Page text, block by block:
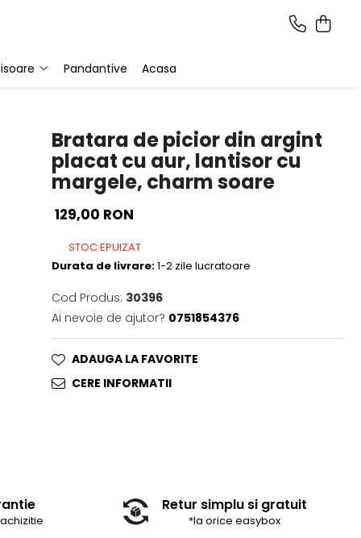
Pandantive Acasa
Bratara de picior din argint
placat cu aur, lantisor cu
margele, charm soare
129,00 RON
STOC EPUIZAT
Durata de livrare:1-2 zile lucratoare
Cod Produs: 30396
Ai nevoie de ajutor? 0751854376
ADAUGA LA FAVORITE
CERE INFORMATII
Retur simplu si gratuit
*la orice easybox